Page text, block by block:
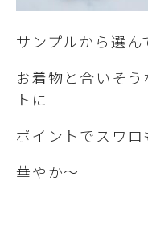
サンプルから選ん
お着物と合いそ
トに
ポイントでスワ
華やか～